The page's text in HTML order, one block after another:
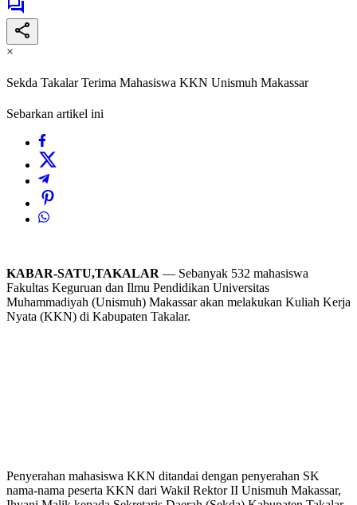
×
Sekda Takalar Terima Mahasiswa KKN Unismuh Makassar
Sebarkan artikel ini
KABAR-SATU,TAKALAR — Sebanyak 532 mahasiswa
Fakultas Keguruan dan Ilmu Pendidikan Universitas
Muhammadiyah (Unismuh) Makassar akan melakukan Kuliah Kerja
Nyata (KKN) di Kabupaten Takalar.
Penyerahan mahasiswa KKN ditandai dengan penyerahan SK
nama-nama peserta KKN dari Wakil Rektor II Unismuh Makassar,